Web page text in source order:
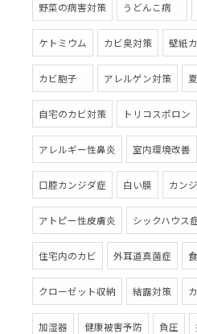
野菜の病害対策 うどんこ病
ケトミウム カビ臭対策 壁紙
カビ胞子 アレルゲン対策
自宅のカビ対策 トリコスポロン
アレルギー性鼻炎 室内環境改善
口腔カンジダ症 白い膜 カン
アトピー性皮膚炎 シックハウス
住宅内のカビ 外耳道真菌症
クローゼット収納 結露対策
加湿器 健康被害予防 負圧